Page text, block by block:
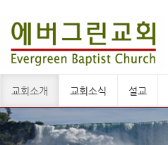
교회소개 교회소식 설교